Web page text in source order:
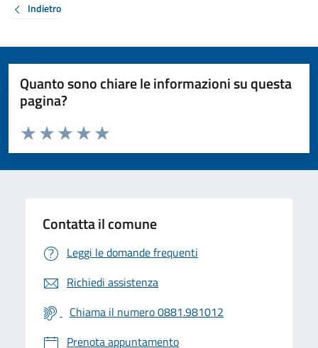
Indietro
Quanto sono chiare le informazioni su questa
pagina?
Valuta da 1 a 5 stelle la pagina
Valuta 5 stelle su 5
Valuta 4 stelle su 5
Valuta 3 stelle su 5
Valuta 2 stelle su 5
Valuta 1 stelle su 5
Contatta il comune
Leggi le domande frequenti
Richiedi assistenza
Chiama il numero 0881.981012
Prenota appuntamento